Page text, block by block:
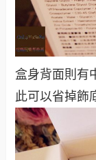
盒身背面則有
此可以省掉飾